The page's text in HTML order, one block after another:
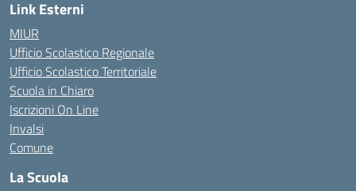
Link Esterni
MIUR
Ufficio Scolastico Regionale
Ufficio Scolastico Territoriale
Scuola in Chiaro
Iscrizioni On Line
Invalsi
Comune
La Scuola